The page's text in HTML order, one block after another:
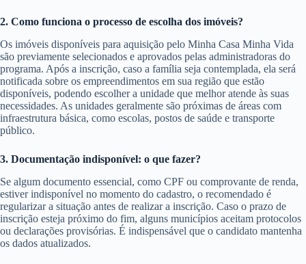
2. Como funciona o processo de escolha dos imóveis?
Os imóveis disponíveis para aquisição pelo Minha Casa Minha Vida
são previamente selecionados e aprovados pelas administradoras do
programa. Após a inscrição, caso a família seja contemplada, ela será
notificada sobre os empreendimentos em sua região que estão
disponíveis, podendo escolher a unidade que melhor atende às suas
necessidades. As unidades geralmente são próximas de áreas com
infraestrutura básica, como escolas, postos de saúde e transporte
público.
3. Documentação indisponível: o que fazer?
Se algum documento essencial, como CPF ou comprovante de renda,
estiver indisponível no momento do cadastro, o recomendado é
regularizar a situação antes de realizar a inscrição. Caso o prazo de
inscrição esteja próximo do fim, alguns municípios aceitam protocolos
ou declarações provisórias. É indispensável que o candidato mantenha
os dados atualizados.